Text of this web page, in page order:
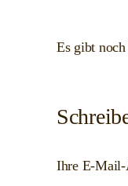
Es gibt
Ihre E-Mail-